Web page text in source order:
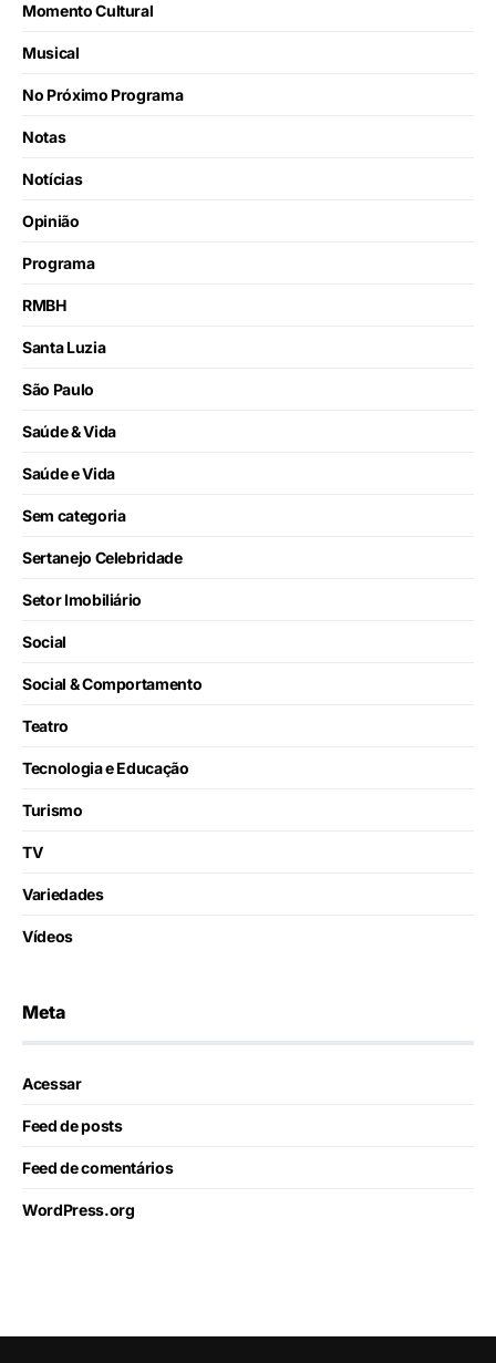
Momento Cultural
Musical
No Próximo Programa
Notas
Notícias
Opinião
Programa
RMBH
Santa Luzia
São Paulo
Saúde & Vida
Saúde e Vida
Sem categoria
Sertanejo Celebridade
Setor Imobiliário
Social
Social & Comportamento
Teatro
Tecnologia e Educação
Turismo
TV
Variedades
Vídeos
Meta
Acessar
Feed de posts
Feed de comentários
WordPress.org